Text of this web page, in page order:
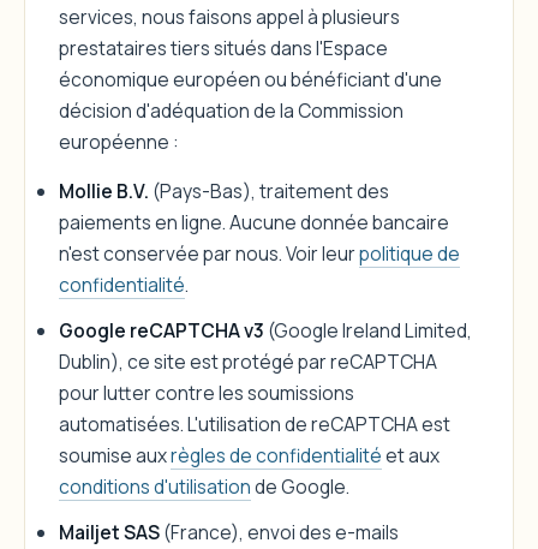
services, nous faisons appel à plusieurs
prestataires tiers situés dans l'Espace
économique européen ou bénéficiant d'une
décision d'adéquation de la Commission
européenne :
Mollie B.V. (Pays-Bas), traitement des
paiements en ligne. Aucune donnée bancaire
n'est conservée par nous. Voir leurpolitique de
confidentialité.
Google reCAPTCHA v3 (Google Ireland Limited,
Dublin), ce site est protégé par reCAPTCHA
pour lutter contre les soumissions
automatisées. L'utilisation de reCAPTCHA est
soumise auxrègles de confidentialitéet aux
conditions d'utilisationde Google.
Mailjet SAS(France), envoi des e-mails